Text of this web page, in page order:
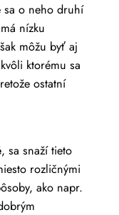
sa o neho druhí
nízku
môžu byť aj
ktorému sa
ostatní
, sa snaží tieto
rozličnými
ako napr.